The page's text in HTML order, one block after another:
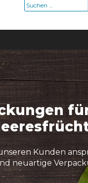
Suche
Kunden
neuartige